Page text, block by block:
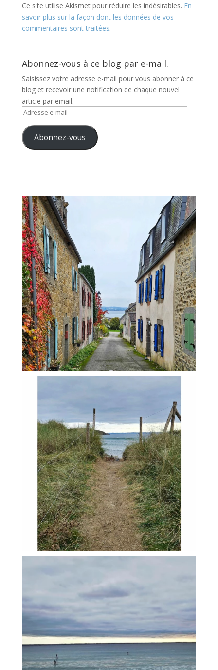
Ce site utilise Akismet pour réduire les indésirables. En
savoir plus sur la façon dont les données de vos
commentaires sont traitées.
Abonnez-vous à ce blog par e-mail.
Saisissez votre adresse e-mail pour vous abonner à ce
blog et recevoir une notification de chaque nouvel
article par email.
Adresse
mail Abonnez-vous